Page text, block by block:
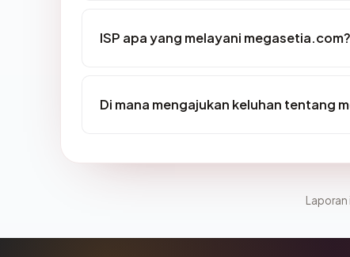
ISP apa yang melayani megasetia.com?
Di mana mengajukan keluhan tentang